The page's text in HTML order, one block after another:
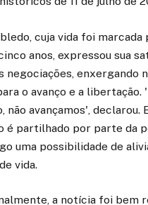
cuja vida foi marcada
anos, expressou sua
negociações, enxergando
o avanço e a libertação.
não avançamos', declarou.
é partilhado por parte da
uma possibilidade de
vida.
a notícia foi bem